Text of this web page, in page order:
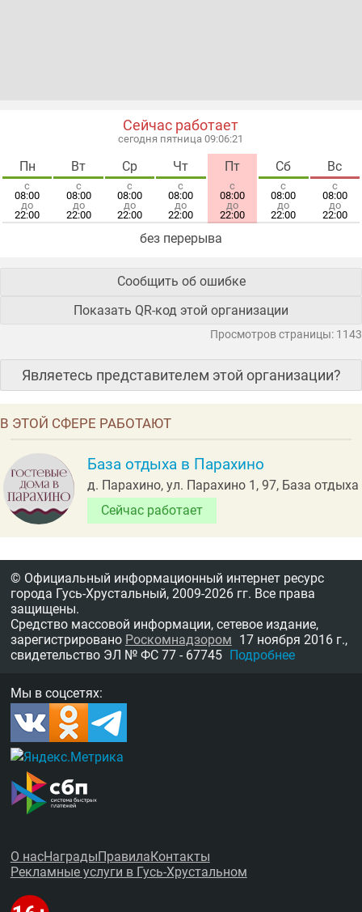
Сейчас работает
сегодня пятница 09:06:22
Пн
с
08:00
до
22:00
Вт
с
08:00
до
22:00
Ср
с
08:00
до
22:00
Чт
с
08:00
до
22:00
Пт
с
08:00
до
22:00
Сб
с
08:00
до
22:00
Вс
с
08:00
до
22:00
без перерыва
Сообщить об ошибке
Показать QR-код этой организации
Просмотров страницы: 1143
Являетесь представителем этой организации?
В ЭТОЙ СФЕРЕ РАБОТАЮТ
База отдыха в Парахино
д. Парахино, ул. Парахино 1, 97, База отдыха
Сейчас работает
© Официальный информационный интернет ресурс
города Гусь-Хрустальный, 2009-2026 гг. Все права
защищены.
Средство массовой информации, сетевое издание,
зарегистрировано Роскомнадзором 17 ноября 2016 г.,
свидетельство ЭЛ № ФС 77 - 67745 Подробнее
Мы в соцсетях:
О насНаградыПравилаКонтакты
Рекламные услуги в Гусь-Хрустальном